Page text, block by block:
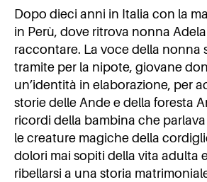
Dopo dieci anni in Italia con la
in Perù, dove ritrova nonna
raccontare. La voce della nonna
tramite per la nipote, giovane
un’identità in elaborazione, per
storie delle Ande e della foresta
ricordi della bambina che
le creature magiche della
dolori mai sopiti della vita adulta
ribellarsi a una storia